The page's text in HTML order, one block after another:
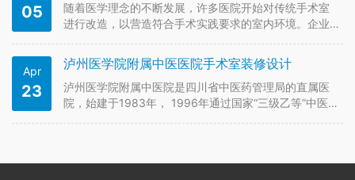
装修特点 手术部是包括医院手术…
05
随着医学理念的不断发展，许多医院开始对传统手术室
进行改造，以营造符合手术实践要求的室内环境。企业
者创造良好的医疗环境。那么，医院手术室装修施工有
哪些要求？ 1、墙面、顶面装修要求 墙壁和天花板应采
用隔音、坚固、光滑、无空隙、…
Apr
23
泸州医学院附属中医医院手术室装修设计
泸州医学院附属中医院是四川省中医药管理局的直属医
院，始建于1983年， 1996年通过国家“三级乙等”中医医
装修设计要求是十分…